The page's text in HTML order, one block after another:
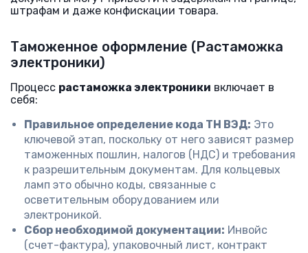
штрафам и даже конфискации товара.
Таможенное оформление (Растаможка
электроники)
Процесс растаможка электроники включает в
себя:
Правильное определение кода ТН ВЭД: Это
ключевой этап, поскольку от него зависят размер
таможенных пошлин, налогов (НДС) и требования
к разрешительным документам. Для кольцевых
ламп это обычно коды, связанные с
осветительным оборудованием или
электроникой.
Сбор необходимой документации: Инвойс
(счет-фактура), упаковочный лист, контракт